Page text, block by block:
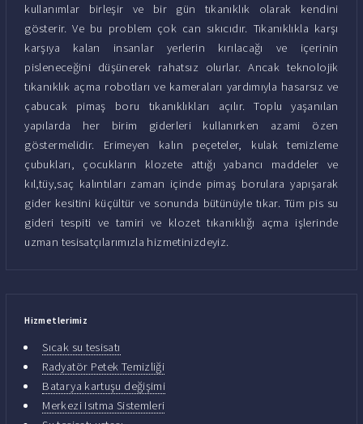
kullanımlar birleşir ve bir gün tıkanıklık olarak kendini
gösterir. Ve bu problem çok can sıkıcıdır. Tıkanıklıkla karşı
karşıya kalan insanlar yerlerin kırılacağı ve içerinin
pisleneceğini düşünerek rahatsız olurlar. Ancak teknolojik
tıkanıklık açma robotları ve kameraları yardımıyla hasarsız ve
çabucak pimaş boru tıkanıklıkları açılır. Toplu yaşanılan
yapılarda her birim giderleri kullanırken azami özen
göstermelidir. Erimeyen kalın peçeteler, kulak temizleme
çubukları, çocukların klozete attığı yabancı maddeler ve
kıl,tüy,saç kalıntıları zaman içinde pimaş borulara yapışarak
gider kesitini küçültür ve sonunda bütünüyle tıkar. Tüm pis su
gideri tespiti ve tamiri ve klozet tıkanıklığı açma işlerinde
uzman tesisatçılarımızla hizmetinizdeyiz.
Hizmetlerimiz
Sıcak su tesisatı
Radyatör Petek Temizliği
Batarya kartuşu değişimi
Merkezi Isıtma Sistemleri